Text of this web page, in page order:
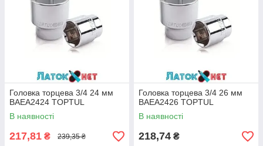
Головка торцева 3/4 24 мм
BAEA2424 TOPTUL
В наявності
217,81 ₴ 239,35 ₴
Головка торцева 3/4 26 мм
BAEA2426 TOPTUL
В наявності
218,74 ₴